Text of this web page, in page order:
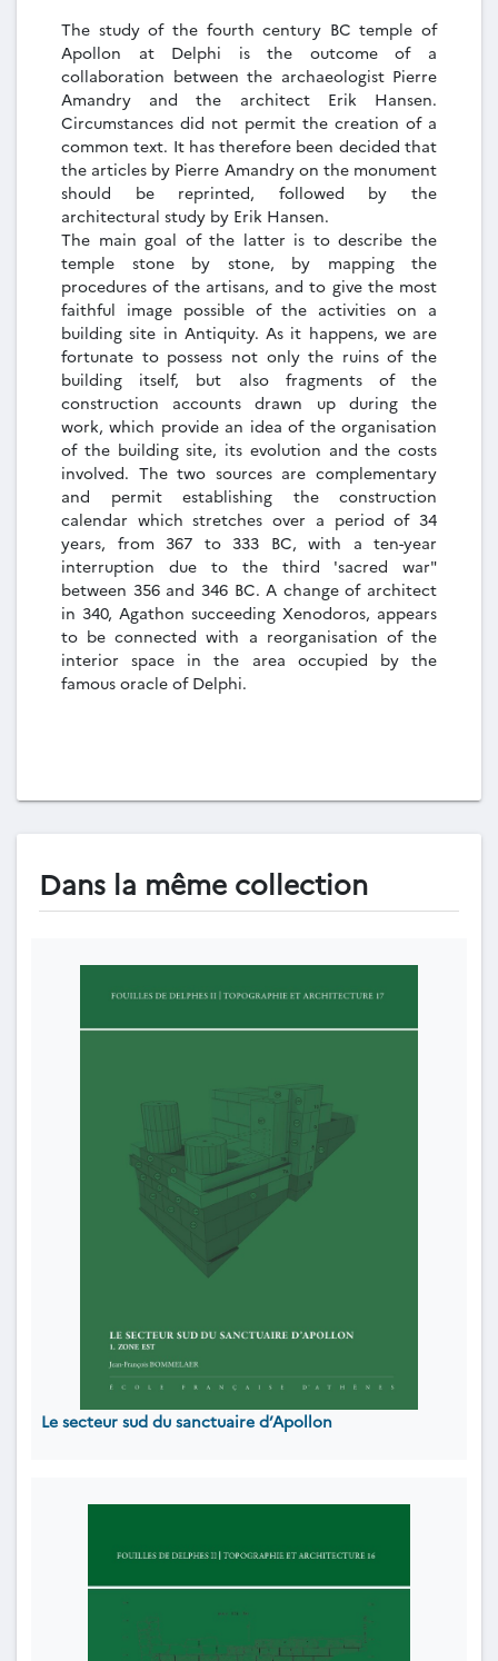
The study of the fourth century BC temple of
Apollon at Delphi is the outcome of a
collaboration between the archaeologist Pierre
Amandry and the architect Erik Hansen.
Circumstances did not permit the creation of a
common text. It has therefore been decided that
the articles by Pierre Amandry on the monument
should be reprinted, followed by the
architectural study by Erik Hansen.
The main goal of the latter is to describe the
temple stone by stone, by mapping the
procedures of the artisans, and to give the most
faithful image possible of the activities on a
building site in Antiquity. As it happens, we are
fortunate to possess not only the ruins of the
building itself, but also fragments of the
construction accounts drawn up during the
work, which provide an idea of the organisation
of the building site, its evolution and the costs
involved. The two sources are complementary
and permit establishing the construction
calendar which stretches over a period of 34
years, from 367 to 333 BC, with a ten-year
interruption due to the third 'sacred war"
between 356 and 346 BC. A change of architect
in 340, Agathon succeeding Xenodoros, appears
to be connected with a reorganisation of the
interior space in the area occupied by the
famous oracle of Delphi.
Dans la même collection
Le secteur sud du sanctuaire d’Apollon